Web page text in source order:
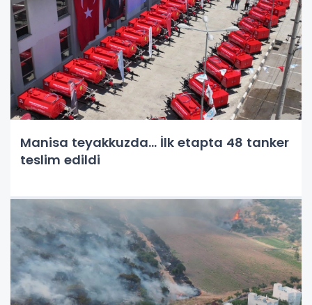
Manisa teyakkuzda... İlk etapta 48 tanker
teslim edildi